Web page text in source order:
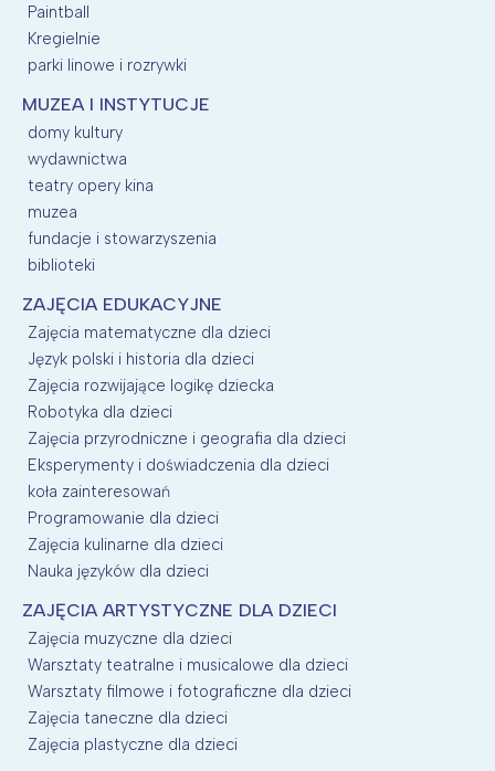
Paintball
Kregielnie
parki linowe i rozrywki
MUZEA I INSTYTUCJE
domy kultury
wydawnictwa
teatry opery kina
muzea
fundacje i stowarzyszenia
biblioteki
ZAJĘCIA EDUKACYJNE
Zajęcia matematyczne dla dzieci
Język polski i historia dla dzieci
Zajęcia rozwijające logikę dziecka
Robotyka dla dzieci
Zajęcia przyrodniczne i geografia dla dzieci
Eksperymenty i doświadczenia dla dzieci
koła zainteresowań
Programowanie dla dzieci
Zajęcia kulinarne dla dzieci
Nauka języków dla dzieci
ZAJĘCIA ARTYSTYCZNE DLA DZIECI
Zajęcia muzyczne dla dzieci
Warsztaty teatralne i musicalowe dla dzieci
Warsztaty filmowe i fotograficzne dla dzieci
Zajęcia taneczne dla dzieci
Zajęcia plastyczne dla dzieci